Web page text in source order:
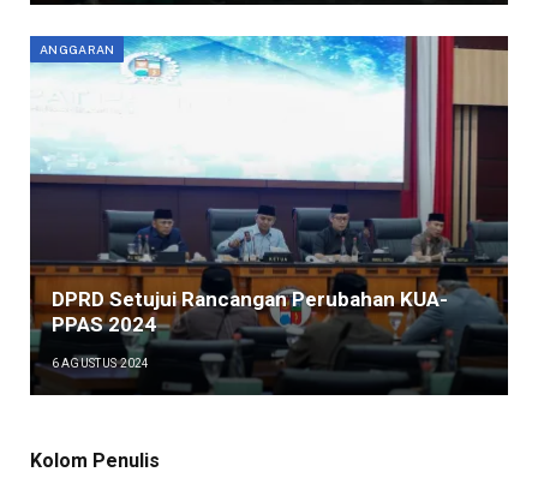
ANGGARAN
DPRD Setujui Rancangan Perubahan KUA-
PPAS 2024
6 AGUSTUS 2024
Kolom Penulis